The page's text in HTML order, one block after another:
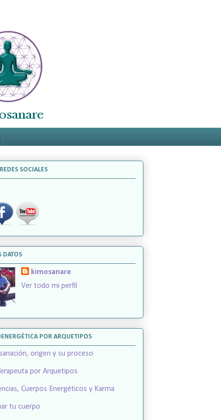
SOCIALES
DATOS
kimosanare
Ver todo mi perfil
POR ARQUETIPOS
origen y su proceso
por Arquetipos
Cuerpos Energéticos y Karma
tu cuerpo